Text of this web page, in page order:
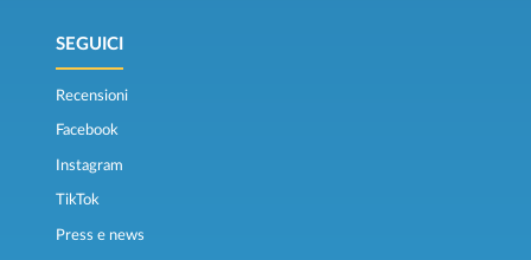
SEGUICI
Recensioni
Facebook
Instagram
TikTok
Press e news